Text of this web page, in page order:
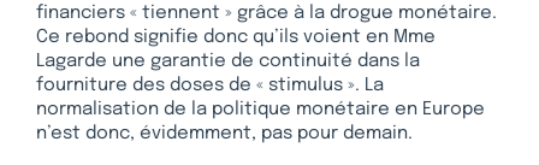
financiers « tiennent » grâce à la drogue monétaire.
Ce rebond signifie donc qu’ils voient en Mme
Lagarde une garantie de continuité dans la
fourniture des doses de « stimulus ». La
normalisation de la politique monétaire en Europe
n’est donc, évidemment, pas pour demain.